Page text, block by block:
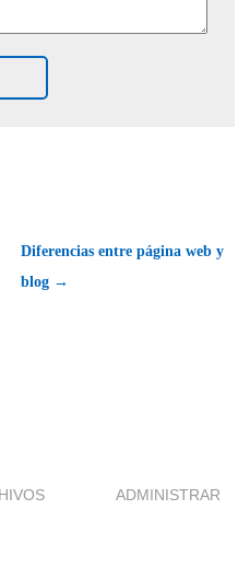
Diferencias entre página web y
blog →
ADMINISTRAR